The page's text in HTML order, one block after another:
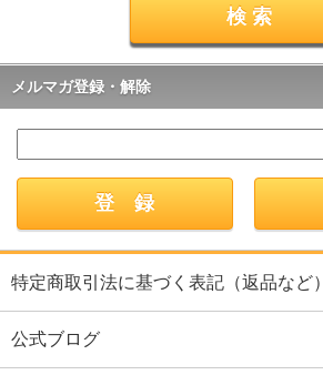
メルマガ登録・解除
特定商取引法に基づく表記（返品など）
公式ブログ